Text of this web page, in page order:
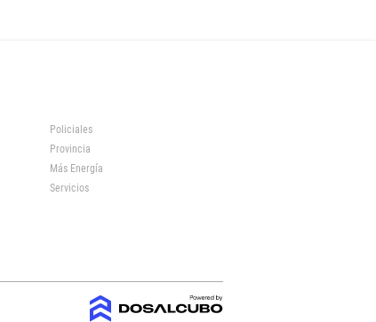
Policiales
Provincia
Más Energía
Servicios